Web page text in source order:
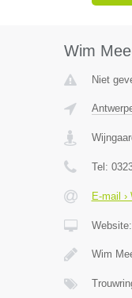
Wim
Niet
Tel:
E-mail
Website:
Wim